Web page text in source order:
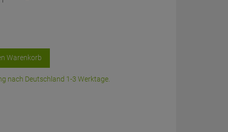
Warenkorb
nach Deutschland 1-3 Werktage.